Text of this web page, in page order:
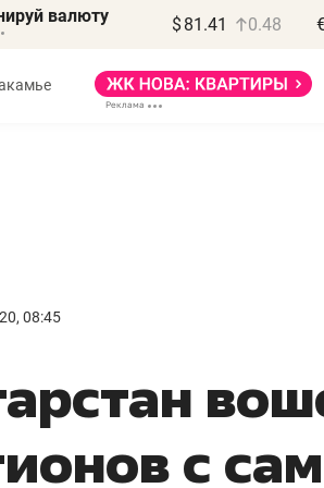
валюту $ 81.41 0.48
08:45
с